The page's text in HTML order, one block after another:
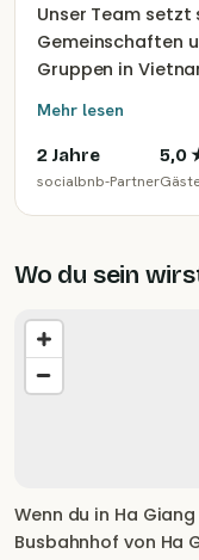
Unser Team setzt
Gemeinschaften
Gruppen in
Mehr lesen
2 Jahre
socialbnb-Partner
5,0
Wo du sein
Wenn du in Ha
Busbahnhof von Ha